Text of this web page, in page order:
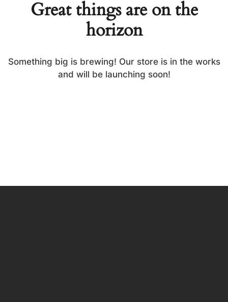
Great things are on the
horizon
Something big is brewing! Our store is in the works
and will be launching soon!